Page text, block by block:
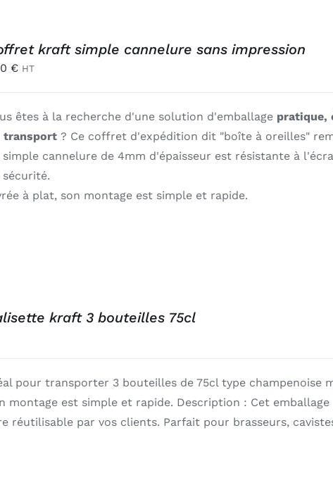
kraft simple cannelure sans impression
€ HT
êtes à la recherche d'une solution d'emballage pratique,
transport ? Ce coffret d'expédition dit "boîte à oreilles"
simple cannelure de 4mm d'épaisseur est résistante à
sécurité.
à plat, son montage est simple et rapide.
kraft 3 bouteilles 75cl
pour transporter 3 bouteilles de 75cl type champenoise
montage est simple et rapide. Description : Cet
réutilisable par vos clients. Parfait pour brasseurs,